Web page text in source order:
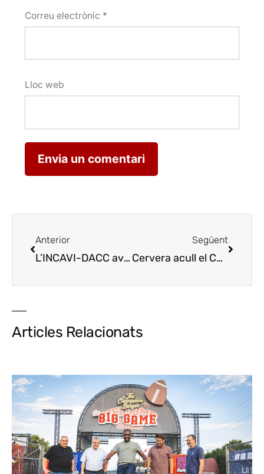
Correu electrònic *
Lloc web
Anterior
L’INCAVI-DACC avaluarà la influència d’espècies botàniques d’origen català en la composició i perfil aromàtic del vi
Següent
Cervera acull el Concurs Millor Sommelier de Catalunya 2024
Articles Relacionats